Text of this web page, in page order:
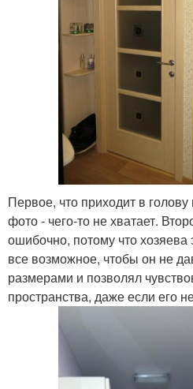
Первое, что приходит в
фото - чего-то не хватает.
ошибочно, потому что хозяева
все возможное, чтобы он не
размерами и позволял
пространства, даже если его